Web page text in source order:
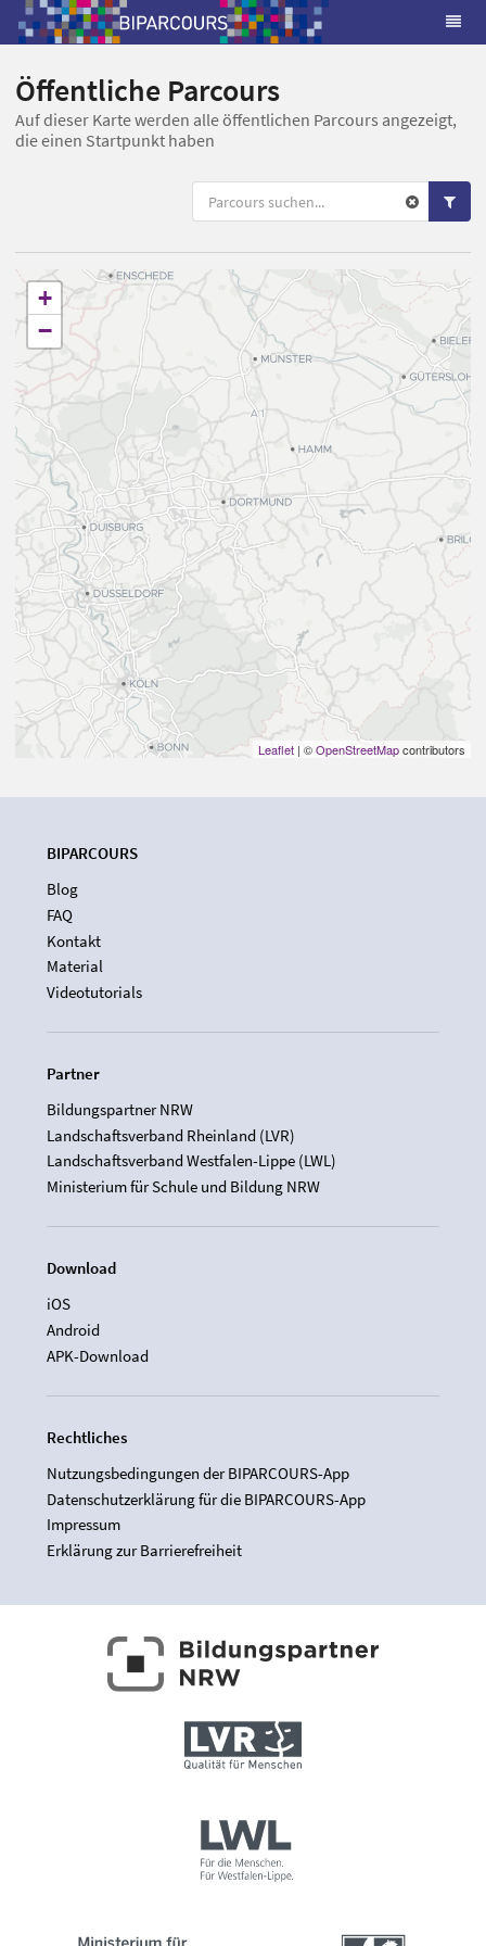
Öffentliche Parcours
Auf dieser Karte werden alle öffentlichen Parcours angezeigt,
die einen Startpunkt haben
+
−
Leaflet | ©OpenStreetMapcontributors
BIPARCOURS
Blog
FAQ
Kontakt
Material
Videotutorials
Partner
Bildungspartner NRW
Landschaftsverband Rheinland (LVR)
Landschaftsverband Westfalen-Lippe (LWL)
Ministerium für Schule und Bildung NRW
Download
iOS
Android
APK-Download
Rechtliches
Nutzungsbedingungen der BIPARCOURS-App
Datenschutzerklärung für die BIPARCOURS-App
Impressum
Erklärung zur Barrierefreiheit